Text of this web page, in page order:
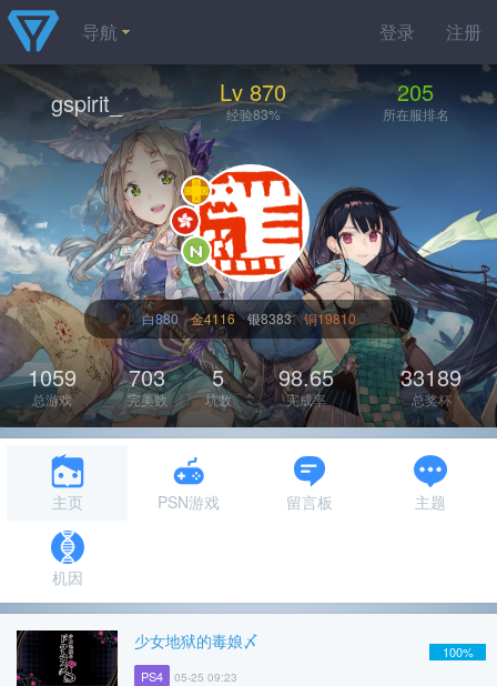
登录 注册
导航
gspirit_ Lv 870
经验83%
205
所在服排名
白880 金4116 银8383 铜19810
1059
总游戏
703
完美数
5
坑数
98.65
完成率
33189
总奖杯
主页 PSN游戏 留言板 主题
机因
少女地狱的毒娘〆
PS4 05-25 09:23
100%